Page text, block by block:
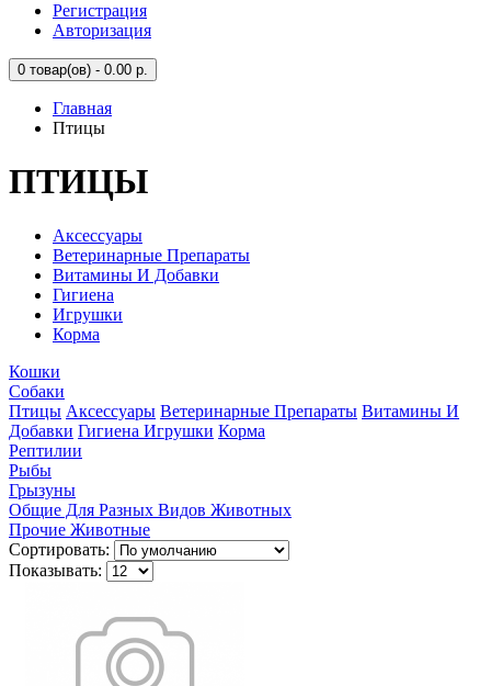
Регистрация
Авторизация
0 товар(ов) - 0.00 р.
Главная
Птицы
ПТИЦЫ
Аксессуары
Ветеринарные Препараты
Витамины И Добавки
Гигиена
Игрушки
Корма
Кошки
Собаки
Птицы Аксессуары Ветеринарные Препараты Витамины И
Добавки Гигиена Игрушки Корма
Рептилии
Рыбы
Грызуны
Общие Для Разных Видов Животных
Прочие Животные
Сортировать:
Показывать: